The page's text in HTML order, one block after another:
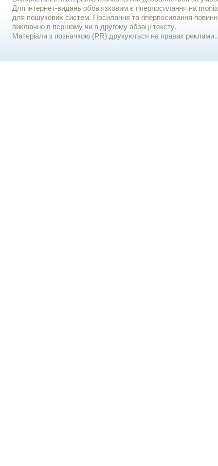
Для iнтернет-видань обов'язковим є гiперпосилання на
для пошукових систем. Посилання та гіперпосилання
виключно в першому чи в другому абзаці тексту.
Матеріали з позначкою (PR) друкуються на правах реклами..